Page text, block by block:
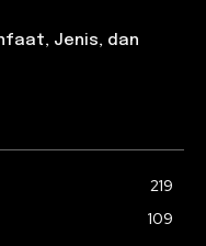
Jenis, dan
219
109